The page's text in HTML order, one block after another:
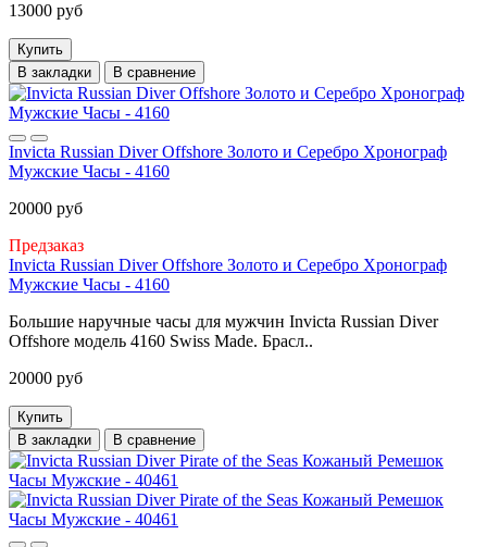
13000 руб
Купить
В закладки
В сравнение
Invicta Russian Diver Offshore Золото и Серебро Хронограф
Мужские Часы - 4160
20000 руб
Предзаказ
Invicta Russian Diver Offshore Золото и Серебро Хронограф
Мужские Часы - 4160
Большие наручные часы для мужчин Invicta Russian Diver
Offshore модель 4160 Swiss Made. Брасл..
20000 руб
Купить
В закладки
В сравнение